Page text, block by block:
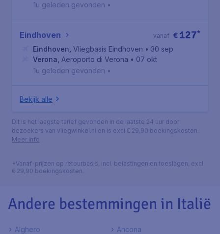
1u geleden gevonden •
Eindhoven € 127*
vanaf
Eindhoven Vliegbasis Eindhoven • 30 sep
Verona Aeroporto di Verona • 07 okt
1u geleden gevonden •
Bekijk alle
Dit is het laagste tarief gevonden in de laatste 24 uur door
bezoekers van vliegwinkel.nl en is excl € 29,90 boekingskosten.
Meer info
*Vanaf-prijzen op retourbasis, incl. belastingen en toeslagen, excl.
€ 29,90 boekingskosten.
Andere bestemmingen in Italië
Alghero
Ancona